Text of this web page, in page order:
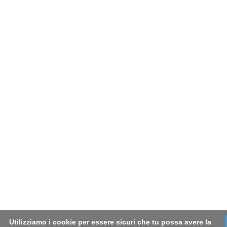
Utilizziamo i cookie per essere sicuri che tu possa avere la